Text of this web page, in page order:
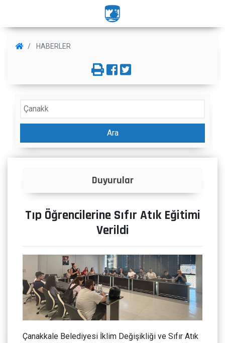
HABERLER
Ara
Tıp Öğrencilerine Sıfır Atık Eğitimi
Verildi
Çanakkale Belediyesi İklim Değişikliği ve Sıfır Atık